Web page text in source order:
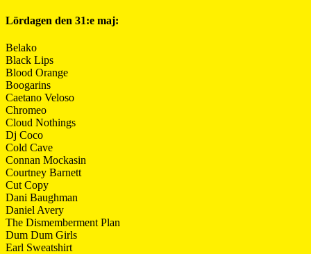
Lördagen den 31:e maj:
Belako
Black Lips
Blood Orange
Boogarins
Caetano Veloso
Chromeo
Cloud Nothings
Dj Coco
Cold Cave
Connan Mockasin
Courtney Barnett
Cut Copy
Dani Baughman
Daniel Avery
The Dismemberment Plan
Dum Dum Girls
Earl Sweatshirt